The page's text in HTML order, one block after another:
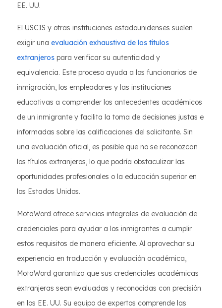
EE. UU.
El USCIS y otras instituciones estadounidenses suelen
exigir una evaluación exhaustiva de los títulos
extranjeros para verificar su autenticidad y
equivalencia. Este proceso ayuda a los funcionarios de
inmigración, los empleadores y las instituciones
educativas a comprender los antecedentes académicos
de un inmigrante y facilita la toma de decisiones justas e
informadas sobre las calificaciones del solicitante. Sin
una evaluación oficial, es posible que no se reconozcan
los títulos extranjeros, lo que podría obstaculizar las
oportunidades profesionales o la educación superior en
los Estados Unidos.
MotaWord ofrece servicios integrales de evaluación de
credenciales para ayudar a los inmigrantes a cumplir
estos requisitos de manera eficiente. Al aprovechar su
experiencia en traducción y evaluación académica,
MotaWord garantiza que sus credenciales académicas
extranjeras sean evaluadas y reconocidas con precisión
en los EE. UU. Su equipo de expertos comprende las